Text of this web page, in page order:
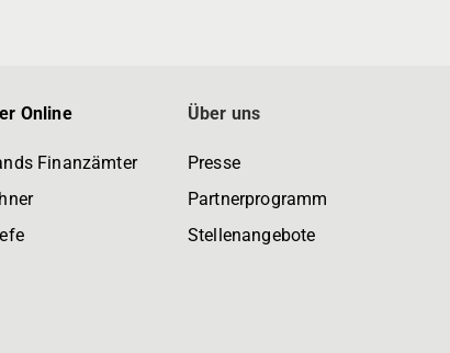
Online
Finanzämter
Über uns
Presse
Partnerprogramm
Stellenangebote